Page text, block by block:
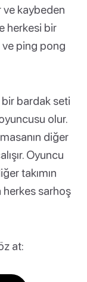
ve kaybeden
herkesi bir
ve ping pong
bardak seti
olur.
diğer
Oyuncu
takımın
herkes sarhoş
at: